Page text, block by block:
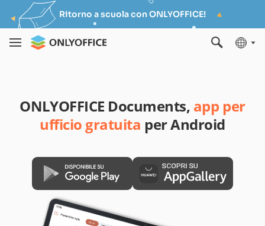
Ritorno a scuola con ONLYOFFICE!
ONLYOFFICE Documents, app per
ufficio gratuita per Android